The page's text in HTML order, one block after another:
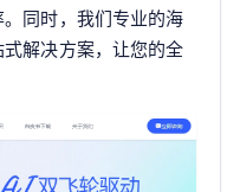
同时，我们专业的海
解决方案，让您的全